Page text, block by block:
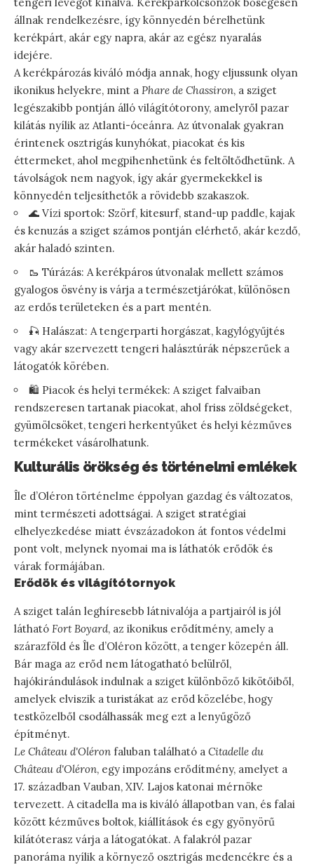
állnak rendelkezésre, így könnyedén bérelhetünk
kerékpárt, akár egy napra, akár az egész nyaralás
idejére.
A kerékpározás kiváló módja annak, hogy eljussunk olyan
ikonikus helyekre, mint a Phare de Chassiron, a sziget
legészakibb pontján álló világítótorony, amelyről pazar
kilátás nyílik az Atlanti-óceánra. Az útvonalak gyakran
érintenek osztrigás kunyhókat, piacokat és kis
éttermeket, ahol megpihenhetünk és feltöltődhetünk. A
távolságok nem nagyok, így akár gyermekekkel is
könnyedén teljesíthetők a rövidebb szakaszok.
🌊 Vízi sportok: Szörf, kitesurf, stand-up paddle, kajak
és kenuzás a sziget számos pontján elérhető, akár kezdő,
akár haladó szinten.
🥾 Túrázás: A kerékpáros útvonalak mellett számos
gyalogos ösvény is várja a természetjárókat, különösen
az erdős területeken és a part mentén.
🎣 Halászat: A tengerparti horgászat, kagylógyűjtés
vagy akár szervezett tengeri halásztúrák népszerűek a
látogatók körében.
🛍️ Piacok és helyi termékek: A sziget falvaiban
rendszeresen tartanak piacokat, ahol friss zöldségeket,
gyümölcsöket, tengeri herkentyűket és helyi kézműves
termékeket vásárolhatunk.
Kulturális örökség és történelmi emlékek
Île d’Oléron történelme éppolyan gazdag és változatos,
mint természeti adottságai. A sziget stratégiai
elhelyezkedése miatt évszázadokon át fontos védelmi
pont volt, melynek nyomai ma is láthatók erődök és
várak formájában.
Erődök és világítótornyok
A sziget talán leghíresebb látnivalója a partjairól is jól
látható Fort Boyard, az ikonikus erődítmény, amely a
szárazföld és Île d’Oléron között, a tenger közepén áll.
Bár maga az erőd nem látogatható belülről,
hajókirándulások indulnak a sziget különböző kikötőiből,
amelyek elviszik a turistákat az erőd közelébe, hogy
testközelből csodálhassák meg ezt a lenyűgöző
építményt.
Le Château d'Oléron faluban található a Citadelle du
Château d'Oléron, egy impozáns erődítmény, amelyet a
17. században Vauban, XIV. Lajos katonai mérnöke
tervezett. A citadella ma is kiváló állapotban van, és falai
között kézműves boltok, kiállítások és egy gyönyörű
kilátóterasz várja a látogatókat. A falakról pazar
panoráma nyílik a környező osztrigás medencékre és a